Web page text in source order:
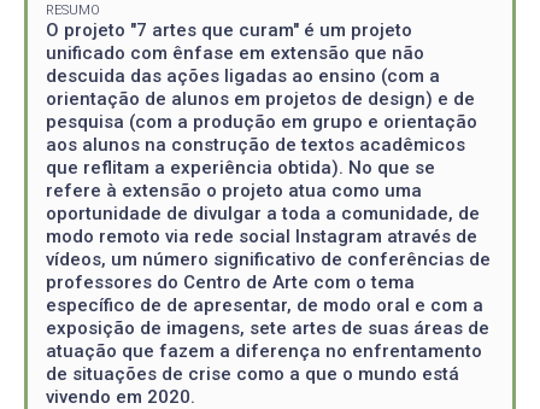
RESUMO
O projeto "7 artes que curam" é um projeto
unificado com ênfase em extensão que não
descuida das ações ligadas ao ensino (com a
orientação de alunos em projetos de design) e de
pesquisa (com a produção em grupo e orientação
aos alunos na construção de textos acadêmicos
que reflitam a experiência obtida). No que se
refere à extensão o projeto atua como uma
oportunidade de divulgar a toda a comunidade, de
modo remoto via rede social Instagram através de
vídeos, um número significativo de conferências de
professores do Centro de Arte com o tema
específico de de apresentar, de modo oral e com a
exposição de imagens, sete artes de suas áreas de
atuação que fazem a diferença no enfrentamento
de situações de crise como a que o mundo está
vivendo em 2020.